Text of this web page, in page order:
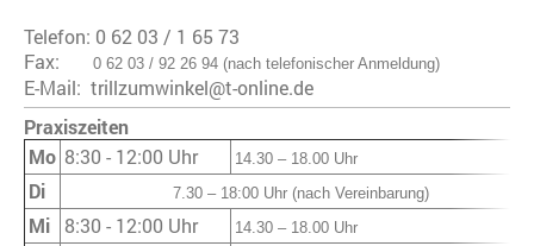
Telefon: 0 62 03 / 1 65 73
Fax:
0 62 03 / 92 26 94 (nach telefonischer Anmeldung)
E-Mail: trillzumwinkel@t-online.de
Praxiszeiten
Mo 8:30 - 12:00 Uhr 14.30 – 18.00 Uhr
Di 7.30 – 18:00 Uhr (nach Vereinbarung)
Mi 8:30 - 12:00 Uhr 14.30 – 18.00 Uhr